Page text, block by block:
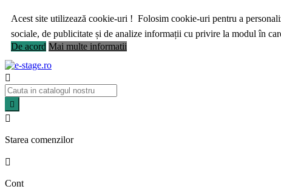
Acest site utilizează cookie-uri ! Folosim cookie-uri pentru a
sociale, de publicitate și de analize informații cu privire la modul în
De acord Mai multe informatii



Starea comenzilor

Cont